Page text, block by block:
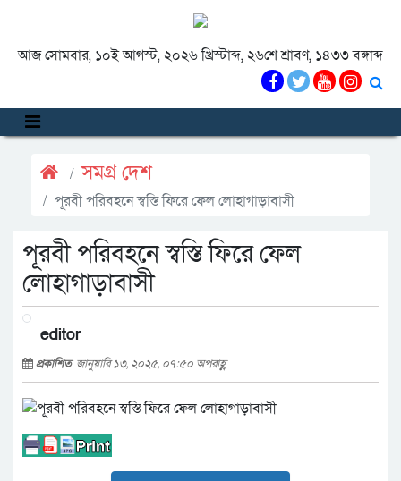
আজ সোমবার, ১০ই আগস্ট, ২০২৬ খ্রিস্টাব্দ, ২৬শে শ্রাবণ, ১৪৩৩ বঙ্গাব্দ
সমগ্র দেশ
পূরবী পরিবহনে স্বস্তি ফিরে ফেল লোহাগাড়াবাসী
পূরবী পরিবহনে স্বস্তি ফিরে ফেল
লোহাগাড়াবাসী
editor
প্রকাশিত জানুয়ারি ১৩, ২০২৫, ০৭:৫০ অপরাহ্ণ